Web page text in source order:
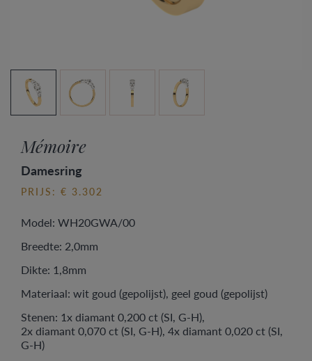
Mémoire
Damesring
PRIJS: € 3.302
Model: WH20GWA/00
Breedte: 2,0mm
Dikte: 1,8mm
Materiaal: wit goud (gepolijst), geel goud (gepolijst)
Stenen: 1x diamant 0,200 ct (SI, G-H),
2x diamant 0,070 ct (SI, G-H), 4x diamant 0,020 ct (SI,
G-H)